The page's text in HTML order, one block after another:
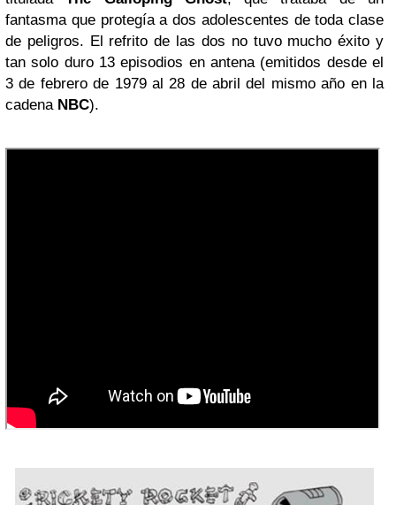
fantasma que protegía a dos adolescentes de toda clase
de peligros. El refrito de las dos no tuvo mucho éxito y
tan solo duro 13 episodios en antena (emitidos desde el
3 de febrero de 1979 al 28 de abril del mismo año en la
cadena NBC).